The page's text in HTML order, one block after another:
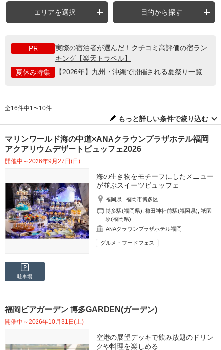
エリアを選択 目的から探す
PR
実際の宿泊者が選んだ！クチコミ高評価の宿ラン
キング【楽天トラベル】
夏休み特集
【2026年】九州・沖縄で開催される夏祭り一覧
全16件中1〜10件
もっと詳しい条件で絞り込む
マリンワールド海の中道×ANAクラウンプラザホテル福岡
アクアリウムデザートビュッフェ2026
開催中～2026年9月27日(日)
海の生き物をモチーフにしたメニュー
が並ぶスイーツビュッフェ
福岡県
福岡市博多区
博多駅(福岡県) ,櫛田神社前駅(福岡県) ,祇園
駅(福岡県)
ANAクラウンプラザホテル福岡
グルメ・フードフェス
駐車場
福岡ビアガーデン 博多GARDEN(ガーデン)
開催中～2026年10月31日(土)
空港の展望デッキで飲み放題のドリン
クや料理を楽しめる